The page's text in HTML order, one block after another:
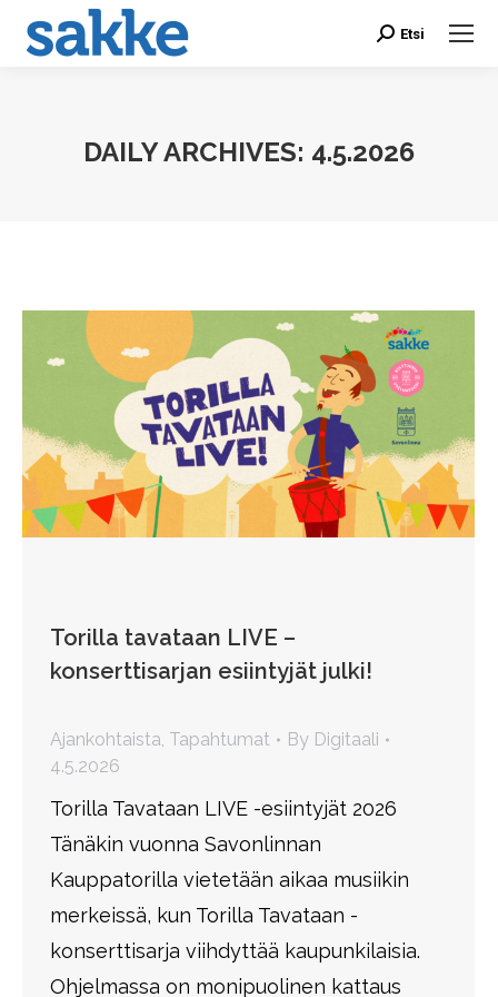
Search:
Etsi
DAILY ARCHIVES: 4.5.2026
Torilla tavataan LIVE –
konserttisarjan esiintyjät julki!
Ajankohtaista Tapahtumat By Digitaali
4.5.2026
Torilla Tavataan LIVE -esiintyjät 2026
Tänäkin vuonna Savonlinnan
Kauppatorilla vietetään aikaa musiikin
merkeissä, kun Torilla Tavataan -
konserttisarja viihdyttää kaupunkilaisia.
Ohjelmassa on monipuolinen kattaus